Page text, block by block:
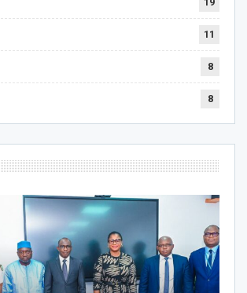
11
8
8